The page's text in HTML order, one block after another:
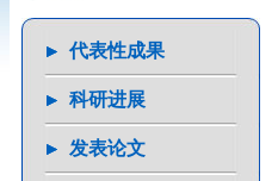
代表性成果
科研进展
发表论文